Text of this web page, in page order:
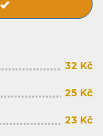
32 Kč
25 Kč
23 Kč